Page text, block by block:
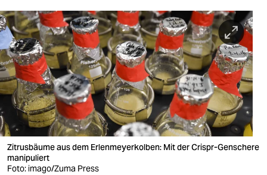
sport
berlin
nord
wahrheit
verlag
verlag
veranstaltungen
Zitrusbäume aus dem Erlenmeyerkolben: Mit der Crispr-Genschere
manipuliert
Foto: imago/Zuma Press